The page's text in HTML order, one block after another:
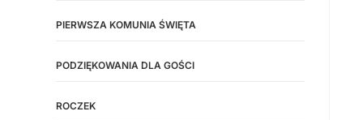
PIERWSZA KOMUNIA ŚWIĘTA
PODZIĘKOWANIA DLA GOŚCI
ROCZEK